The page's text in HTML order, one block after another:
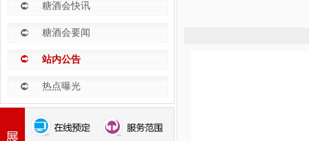
糖酒会快讯
糖酒会要闻
站内公告
热点曝光